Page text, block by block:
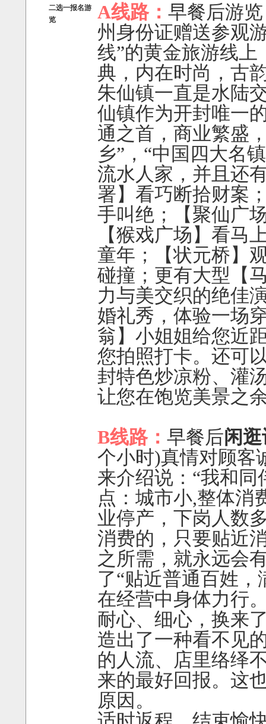
二选一报名游
览
A线路：早餐后游
州身份证赠送参观
线”的黄金旅游线
典，内在时尚，古
朱仙镇一直是水陆
仙镇作为开封唯一
通之首，商业繁盛
乡”，“中国四大名
流水人家，并且还
署】看巧断拾财案
手叫绝；【聚仙广
【猴戏广场】看马
童年；【状元桥】
碰撞；更有大型【
力与美交织的绝佳
婚礼秀，体验一场
翁】小姐姐给您近
您拍照打卡。还可
封特色炒凉粉、灌
让您在饱览美景之
B线路：早餐后闲
个小时)真情对顾客
来介绍说：“我和
点：城市小,整体消
业停产，下岗人数
消费的，只要贴近
之所需，就永远会
了“贴近普通百姓
在经营中身体力行
耐心、细心，换来
造出了一种看不见
的人流、店里络绎
来的最好回报。这
原因。